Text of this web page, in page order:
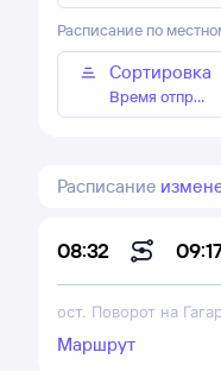
Расписание по
Сортировка
Время
Расписание
08:32
ост. Поворот на
Маршрут